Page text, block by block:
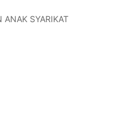
ANAK SYARIKAT